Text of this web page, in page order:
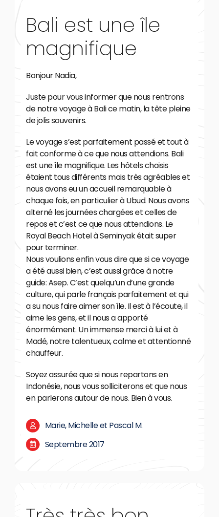
Bali est une île
magnifique
Bonjour Nadia,
Juste pour vous informer que nous rentrons
de notre voyage à Bali ce matin, la tête pleine
de jolis souvenirs.
Le voyage s’est parfaitement passé et tout à
fait conforme à ce que nous attendions. Bali
est une île magnifique. Les hôtels choisis
étaient tous différents mais très agréables et
nous avons eu un accueil remarquable à
chaque fois, en particulier à Ubud. Nous avons
alterné les journées chargées et celles de
repos et c’est ce que nous attendions. Le
Royal Beach Hotel à Seminyak était super
pour terminer.
Nous voulions enfin vous dire que si ce voyage
a été aussi bien, c’est aussi grâce à notre
guide: Asep. C’est quelqu’un d’une grande
culture, qui parle français parfaitement et qui
a su nous faire aimer son île. Il est à l’écoute, il
aime les gens, et il nous a apporté
énormément. Un immense merci à lui et à
Madé, notre talentueux, calme et attentionné
chauffeur.
Soyez assurée que si nous repartons en
Indonésie, nous vous solliciterons et que nous
en parlerons autour de nous. Bien à vous.
Marie, Michelle et Pascal M.
Septembre 2017